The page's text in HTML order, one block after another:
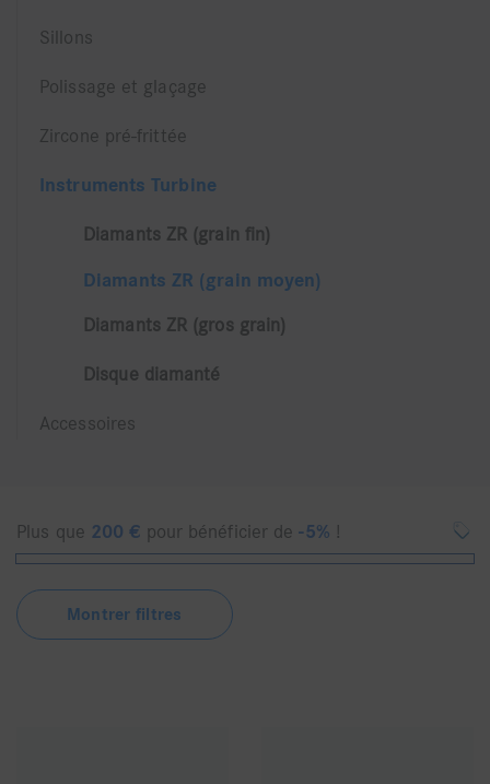
Sillons
Polissage et glaçage
Zircone pré-frittée
Instruments Turbine
Diamants ZR (grain fin)
Diamants ZR (grain moyen)
Diamants ZR (gros grain)
Disque diamanté
Accessoires
Plus que 200 € pour bénéficier de-5% !
Montrer filtres